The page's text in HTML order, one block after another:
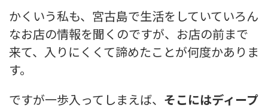
かくいう私も、宮古島で生活をしていていろん
なお店の情報を聞くのですが、お店の前まで
来て、入りにくくて諦めたことが何度かありま
す。
ですが一歩入ってしまえば、 そこにはディープ